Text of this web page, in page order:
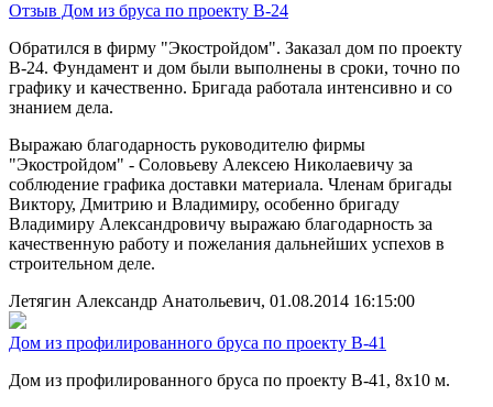
Отзыв Дом из бруса по проекту В-24
Обратился в фирму "Экостройдом". Заказал дом по проекту
В-24. Фундамент и дом были выполнены в сроки, точно по
графику и качественно. Бригада работала интенсивно и со
знанием дела.
Выражаю благодарность руководителю фирмы
"Экостройдом" - Соловьеву Алексею Николаевичу за
соблюдение графика доставки материала. Членам бригады
Виктору, Дмитрию и Владимиру, особенно бригаду
Владимиру Александровичу выражаю благодарность за
качественную работу и пожелания дальнейших успехов в
строительном деле.
Летягин Александр Анатольевич, 01.08.2014 16:15:00
Дом из профилированного бруса по проекту В-41
Дом из профилированного бруса по проекту В-41, 8х10 м.